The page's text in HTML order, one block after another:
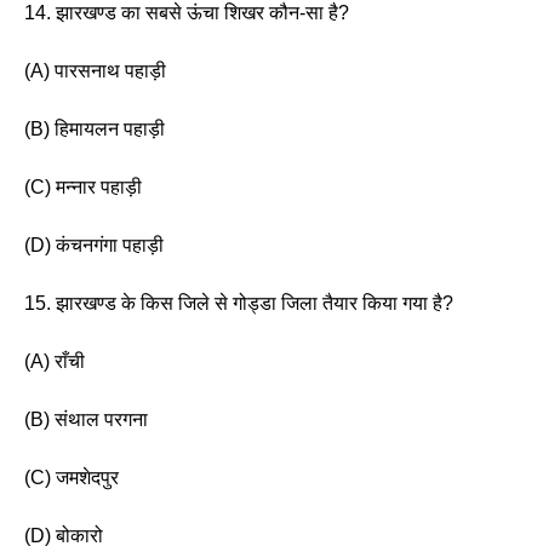
14. झारखण्ड का सबसे ऊंचा शिखर कौन-सा है?
(A) पारसनाथ पहाड़ी
(B) हिमायलन पहाड़ी
(C) मन्नार पहाड़ी
(D) कंचनगंगा पहाड़ी
15. झारखण्ड के किस जिले से गोड्डा जिला तैयार किया गया है?
(A) राँची
(B) संथाल परगना
(C) जमशेदपुर
(D) बोकारो